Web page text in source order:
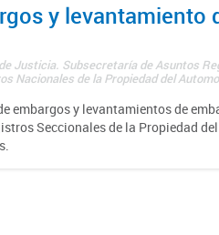
y levantamiento
Justicia. Subsecretaría de Asuntos
Nacionales de la Propiedad del
embargos y levantamientos de
Seccionales de la Propiedad